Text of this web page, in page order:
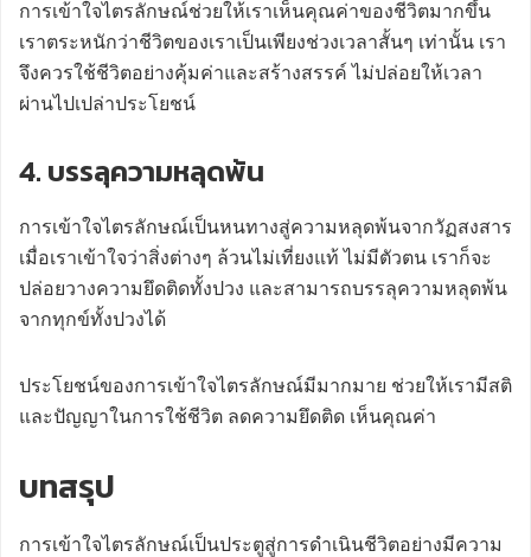
การเข้าใจไตรลักษณ์ช่วยให้เราเห็นคุณค่าของชีวิตมากขึ้น
เราตระหนักว่าชีวิตของเราเป็นเพียงช่วงเวลาสั้นๆ เท่านั้น เรา
จึงควรใช้ชีวิตอย่างคุ้มค่าและสร้างสรรค์ ไม่ปล่อยให้เวลา
ผ่านไปเปล่าประโยชน์
4. บรรลุความหลุดพ้น
การเข้าใจไตรลักษณ์เป็นหนทางสู่ความหลุดพ้นจากวัฏสงสาร
เมื่อเราเข้าใจว่าสิ่งต่างๆ ล้วนไม่เที่ยงแท้ ไม่มีตัวตน เราก็จะ
ปล่อยวางความยึดติดทั้งปวง และสามารถบรรลุความหลุดพ้น
จากทุกข์ทั้งปวงได้
ประโยชน์ของการเข้าใจไตรลักษณ์มีมากมาย ช่วยให้เรามีสติ
และปัญญาในการใช้ชีวิต ลดความยึดติด เห็นคุณค่า
บทสรุป
การเข้าใจไตรลักษณ์เป็นประตูสู่การดำเนินชีวิตอย่างมีความ